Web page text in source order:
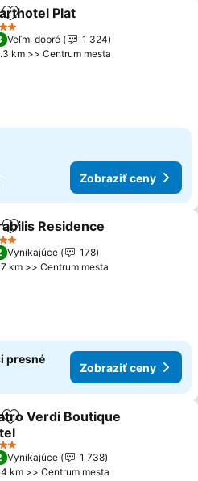
Pridať do obľúbených
Plat
hviezdičiek
Veľmi dobré
1 324
km >> Centrum mesta
Zobraziť ceny
Pridať do obľúbených
Residence
hviezdičiek
Vynikajúce
178
km >> Centrum mesta
presné
Zobraziť ceny
Pridať do obľúbených
Verdi Boutique
hviezdičiek
Vynikajúce
1 738
km >> Centrum mesta